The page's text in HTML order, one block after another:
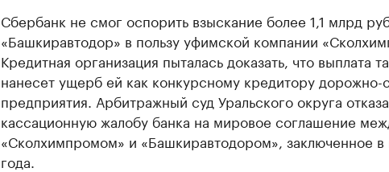
Сбербанк не смог оспорить взыскание более 1,1 млрд
«Башкиравтодор» в пользу уфимской компании
Кредитная организация пыталась доказать, что выплата
нанесет ущерб ей как конкурсному кредитору дорожно-
предприятия. Арбитражный суд Уральского округа
кассационную жалобу банка на мировое соглашение
«Сколхимпромом» и «Башкиравтодором», заключенное
года.